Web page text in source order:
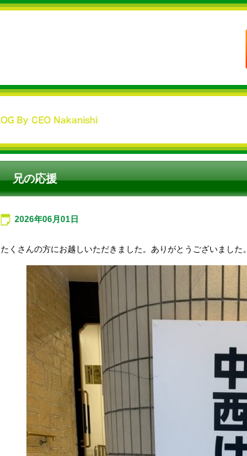
兄の応援
2026年06月01日
たくさんの方にお越しいただきました。ありがとうございました。